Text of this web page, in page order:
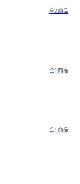
全2商品
全1商品
全1商品